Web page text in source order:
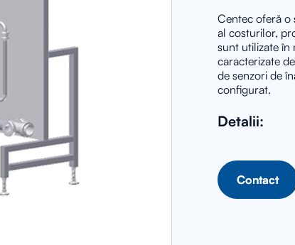
Centec oferă o
al costurilor,
sunt utilizate în
caracterizate
de senzori de
configurat.
Detalii:
Contact
Contact